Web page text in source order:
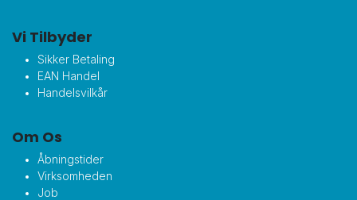
Vi Tilbyder
Sikker Betaling
EAN Handel
Handelsvilkår
Om Os
Åbningstider
Virksomheden
Job